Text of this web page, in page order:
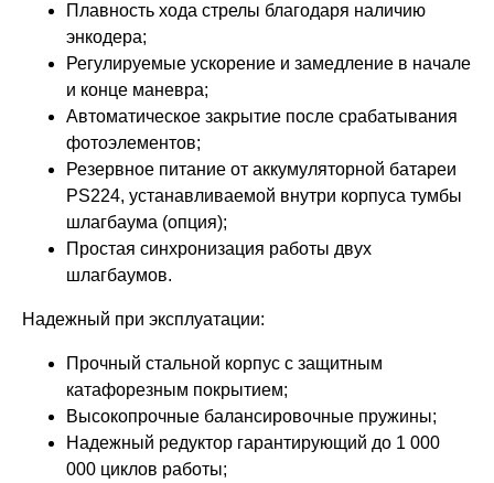
Плавность хода стрелы благодаря наличию
энкодера;
Регулируемые ускорение и замедление в начале
и конце маневра;
Автоматическое закрытие после срабатывания
фотоэлементов;
Резервное питание от аккумуляторной батареи
PS224, устанавливаемой внутри корпуса тумбы
шлагбаума (опция);
Простая синхронизация работы двух
шлагбаумов.
Надежный при эксплуатации:
Прочный стальной корпус с защитным
катафорезным покрытием;
Высокопрочные балансировочные пружины;
Надежный редуктор гарантирующий до 1 000
000 циклов работы;